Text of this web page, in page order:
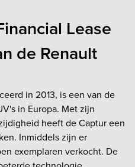
Lease
de Renault
in 2013, is een van de
in Europa. Met zijn
heeft de Captur een
Inmiddels zijn er
exemplaren verkocht. De